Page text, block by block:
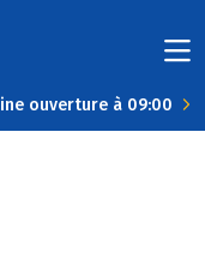
ouverture à 09:00